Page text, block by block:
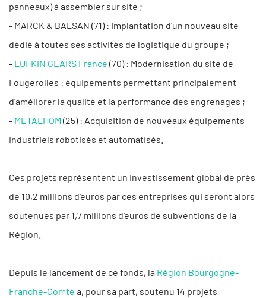
panneaux) à assembler sur site ;
- MARCK & BALSAN (71) : Implantation d'un nouveau site
dédié à toutes ses activités de logistique du groupe ;
- LUFKIN GEARS France (70) : Modernisation du site de
Fougerolles : équipements permettant principalement
d’améliorer la qualité et la performance des engrenages ;
- METALHOM (25) : Acquisition de nouveaux équipements
industriels robotisés et automatisés.
Ces projets représentent un investissement global de près
de 10,2 millions d’euros par ces entreprises qui seront alors
soutenues par 1,7 millions d’euros de subventions de la
Région.
Depuis le lancement de ce fonds, la Région Bourgogne-
Franche-Comté a, pour sa part, soutenu 14 projets